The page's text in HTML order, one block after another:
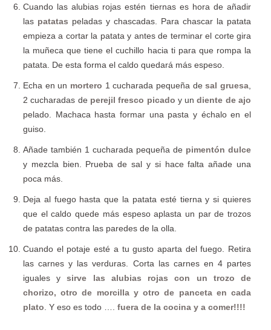
Cuando las alubias rojas estén tiernas es hora de añadir
las patatas peladas y chascadas. Para chascar la patata
empieza a cortar la patata y antes de terminar el corte gira
la muñeca que tiene el cuchillo hacia ti para que rompa la
patata. De esta forma el caldo quedará más espeso.
Echa en un mortero 1 cucharada pequeña desal gruesa
2 cucharadas de perejil fresco picado y undiente de ajo
pelado. Machaca hasta formar una pasta y échalo en el
guiso.
Añade también 1 cucharada pequeña de pimentón dulce
y mezcla bien. Prueba de sal y si hace falta añade una
poca más.
Deja al fuego hasta que la patata esté tierna y si quieres
que el caldo quede más espeso aplasta un par de trozos
de patatas contra las paredes de la olla.
Cuando el potaje esté a tu gusto aparta del fuego. Retira
las carnes y las verduras. Corta las carnes en 4 partes
iguales ysirve las alubias rojas con un trozo de
chorizo, otro de morcilla y otro de panceta en cada
plato . Y eso es todo …. fuera de la cocina y a comer!!!!